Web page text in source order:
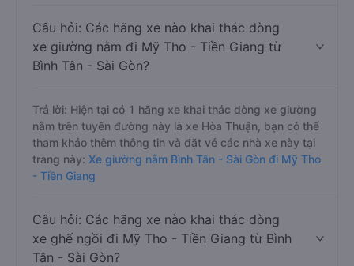
Câu hỏi: Các hãng xe nào khai thác dòng
xe giường nằm đi Mỹ Tho - Tiền Giang từ
Bình Tân - Sài Gòn?
Trả lời: Hiện tại có 1 hãng xe khai thác dòng xe giường
nằm trên tuyến đường này là xe Hòa Thuận, bạn có thể
tham khảo thêm thông tin và đặt vé các nhà xe này tại
trang này: Xe giường nằm Bình Tân - Sài Gòn đi Mỹ Tho
- Tiền Giang
Câu hỏi: Các hãng xe nào khai thác dòng
xe ghế ngồi đi Mỹ Tho - Tiền Giang từ Bình
Tân - Sài Gòn?